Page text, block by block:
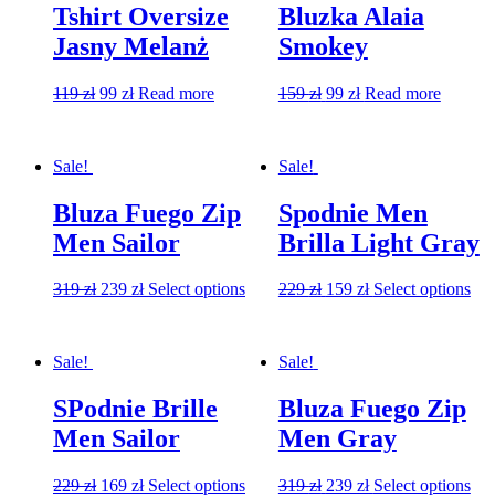
Tshirt Oversize
Jasny Melanż
119zł 99 zł Read more
Bluzka Alaia
Smokey
159zł 99 zł Read more
Sale!
Bluza Fuego Zip
Men Sailor
319zł 239 zł Select options
Sale!
Spodnie Men
Brilla Light Gray
229zł 159 zł Select options
Sale!
SPodnie Brille
Men Sailor
229zł 169 zł Select options
Sale!
Bluza Fuego Zip
Men Gray
319zł 239 zł Select options